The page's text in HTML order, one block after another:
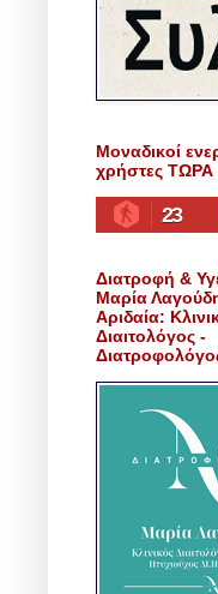
Μοναδικοί
χρήστες ΤΩΡΑ
23
Διατροφή &
Μαρία
Αριδαία:
Διαιτολόγος -